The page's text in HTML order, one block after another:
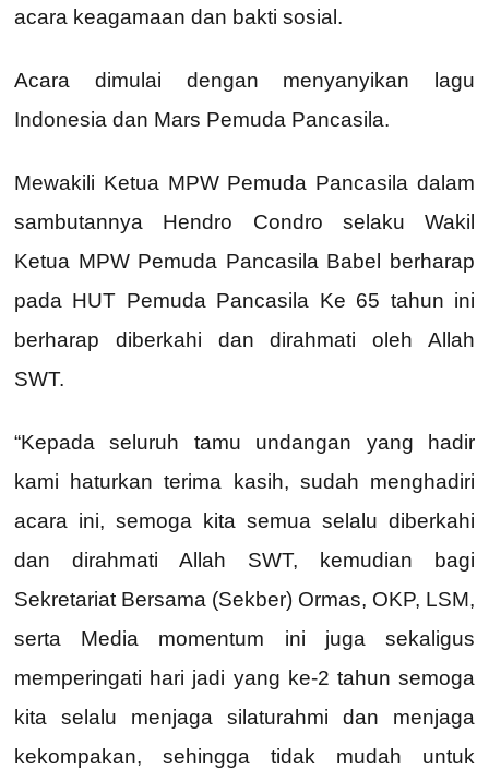
acara keagamaan dan bakti sosial.
Acara dimulai dengan menyanyikan lagu
Indonesia dan Mars Pemuda Pancasila.
Mewakili Ketua MPW Pemuda Pancasila dalam
sambutannya Hendro Condro selaku Wakil
Ketua MPW Pemuda Pancasila Babel berharap
pada HUT Pemuda Pancasila Ke 65 tahun ini
berharap diberkahi dan dirahmati oleh Allah
SWT.
“Kepada seluruh tamu undangan yang hadir
kami haturkan terima kasih, sudah menghadiri
acara ini, semoga kita semua selalu diberkahi
dan dirahmati Allah SWT, kemudian bagi
Sekretariat Bersama (Sekber) Ormas, OKP, LSM,
serta Media momentum ini juga sekaligus
memperingati hari jadi yang ke-2 tahun semoga
kita selalu menjaga silaturahmi dan menjaga
kekompakan, sehingga tidak mudah untuk